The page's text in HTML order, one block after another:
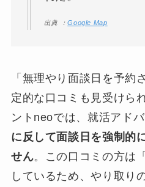
出典 ：Google Map
「無理やり面談日を予約
定的な口コミも見受けら
ントneoでは、就活アド
に反して面談日を強制的
せん。この口コミの方は
しているため、やり取り